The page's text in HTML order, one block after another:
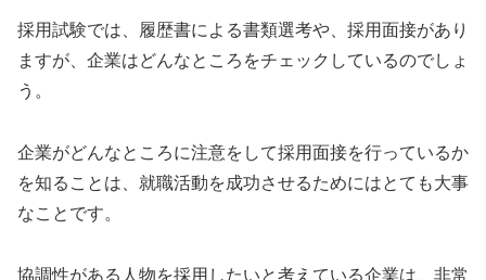
採用試験では、履歴書による書類選考や、採用面接があり
ますが、企業はどんなところをチェックしているのでしょ
う。
企業がどんなところに注意をして採用面接を行っているか
を知ることは、就職活動を成功させるためにはとても大事
なことです。
協調性がある人物を採用したいと考えている企業は、非常